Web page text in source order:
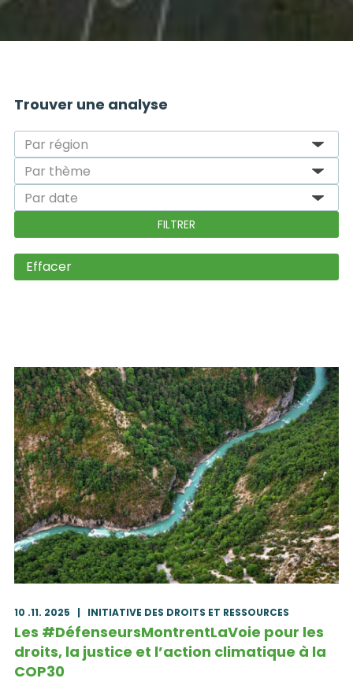
Trouver une analyse
Effacer
10 .11. 2025 | INITIATIVE DES DROITS ET RESSOURCES
Les #DéfenseursMontrentLaVoie pour les
droits, la justice et l’action climatique à la
COP30